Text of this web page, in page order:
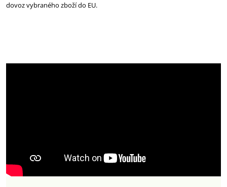
dovoz vybraného zboží do EU.